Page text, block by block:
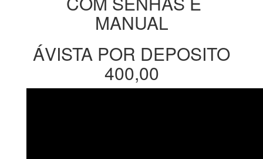
MANUAL
ÁVISTA POR DEPOSITO
400,00